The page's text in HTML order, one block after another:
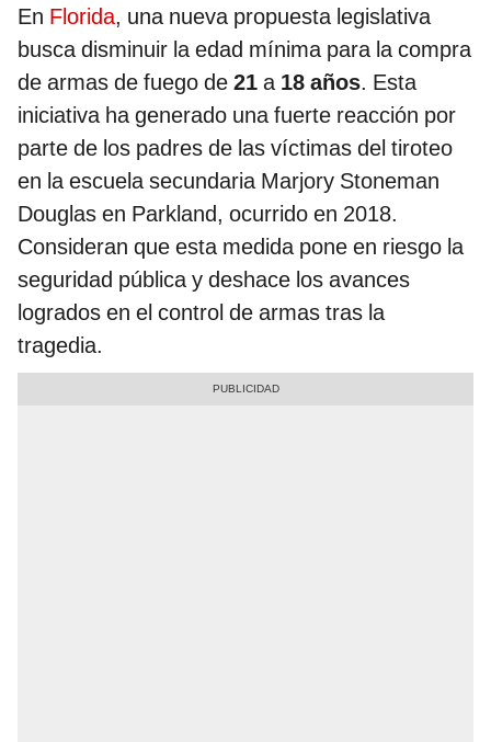
En Florida, una nueva propuesta legislativa
busca disminuir la edad mínima para la compra
de armas de fuego de 21 a 18 años. Esta
iniciativa ha generado una fuerte reacción por
parte de los padres de las víctimas del tiroteo
en la escuela secundaria Marjory Stoneman
Douglas en Parkland, ocurrido en 2018.
Consideran que esta medida pone en riesgo la
seguridad pública y deshace los avances
logrados en el control de armas tras la
tragedia.